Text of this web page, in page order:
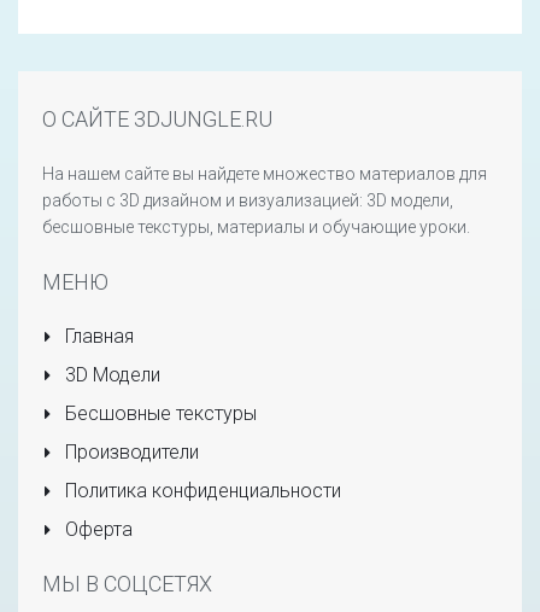
О САЙТЕ 3DJUNGLE.RU
На нашем сайте вы найдете множество материалов для
работы с 3D дизайном и визуализацией: 3D модели,
бесшовные текстуры, материалы и обучающие уроки.
МЕНЮ
Главная
3D Модели
Бесшовные текстуры
Производители
Политика конфиденциальности
Оферта
МЫ В СОЦСЕТЯХ